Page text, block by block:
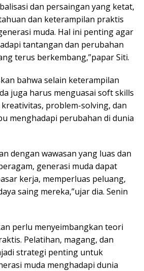
dan persaingan yang ketat,
dan keterampilan praktis
muda. Hal ini penting agar
tantangan dan perubahan
terus berkembang,”papar Siti.
bahwa selain keterampilan
juga harus menguasai soft skills
problem-solving, dan
menghadapi perubahan di dunia
dengan wawasan yang luas dan
generasi muda dapat
kerja, memperluas peluang,
saing mereka,”ujar dia. Senin
perlu menyeimbangkan teori
Pelatihan, magang, dan
strategi penting untuk
muda menghadapi dunia